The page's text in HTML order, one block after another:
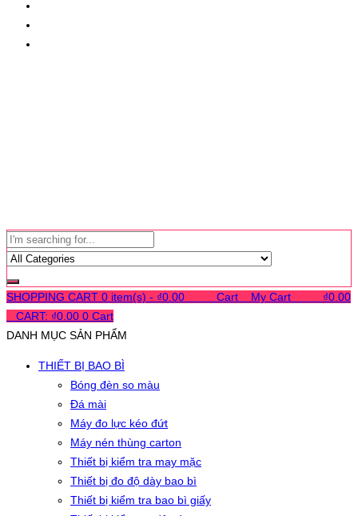
SHOPPING CART 0 item(s) - ₫0.00 Cart My Cart ₫0.00
CART: ₫0.00 0 Cart
DANH MỤC SẢN PHẨM
THIẾT BỊ BAO BÌ
Bóng đèn so màu
Đá mài
Máy đo lực kéo đứt
Máy nén thùng carton
Thiết bị kiểm tra may mặc
Thiết bị đo độ dày bao bì
Thiết bị kiểm tra bao bì giấy